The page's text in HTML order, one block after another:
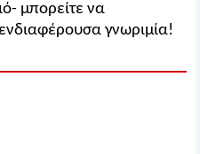
μπορείτε να
γνωριμία!